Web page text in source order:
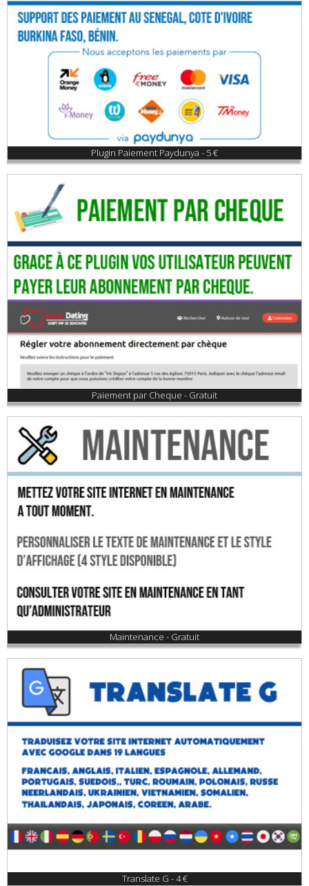
Plugin Paiement Paydunya - 5 €
Paiement par Cheque - Gratuit
Maintenance - Gratuit
Translate G - 4 €